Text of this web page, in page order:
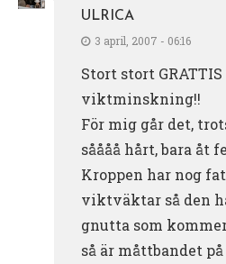
ULRICA
3 april, 2007 - 06:16
Stort stort
viktminskning!!
För mig går det,
såååå hårt, bara åt
Kroppen har nog
viktväktar så den
gnutta som
så är måttbandet